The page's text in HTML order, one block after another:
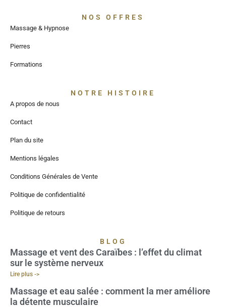
NOS OFFRES
Massage & Hypnose
Pierres
Formations
NOTRE HISTOIRE
A propos de nous
Contact
Plan du site
Mentions légales
Conditions Générales de Vente
Politique de confidentialité
Politique de retours
BLOG
Massage et vent des Caraïbes : l’effet du climat
sur le système nerveux
Lire plus ->
Massage et eau salée : comment la mer améliore
la détente musculaire